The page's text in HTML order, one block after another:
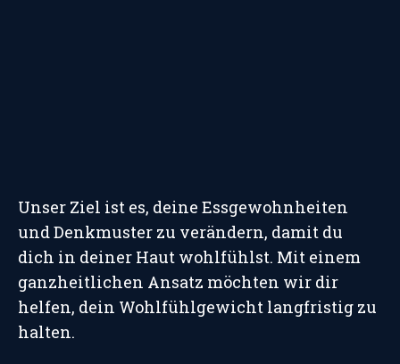
Unser Ziel ist es, deine Essgewohnheiten
und Denkmuster zu verändern, damit du
dich in deiner Haut wohlfühlst. Mit einem
ganzheitlichen Ansatz möchten wir dir
helfen, dein Wohlfühlgewicht langfristig zu
halten.